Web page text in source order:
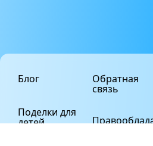
Блог
Поделки для
детей
Обратная
связь